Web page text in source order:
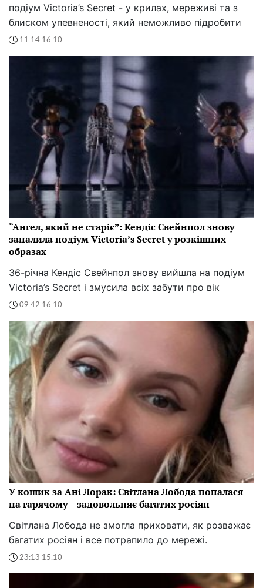
подіум Victoria’s Secret - у крилах, мереживі та з
блиском упевненості, який неможливо підробити
11:14 16.10
“Ангел, який не старіє”: Кендіс Свейнпол знову
запалила подіум Victoria’s Secret у розкішних
образах
36-річна Кендіс Свейнпол знову вийшла на подіум
Victoria’s Secret і змусила всіх забути про вік
09:42 16.10
У кошик за Ані Лорак: Світлана Лобода попалася
на гарячому – задовольняє багатих росіян
Світлана Лобода не змогла приховати, як розважає
багатих росіян і все потрапило до мережі.
23:13 15.10